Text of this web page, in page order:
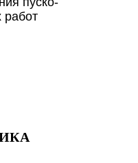
работ